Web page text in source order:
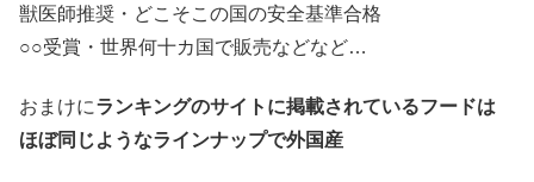
獣医師推奨・どこそこの国の安全基準合格
○○受賞・世界何十カ国で販売などなど…
おまけにランキングのサイトに掲載されているフードは
ほぼ同じようなラインナップで外国産